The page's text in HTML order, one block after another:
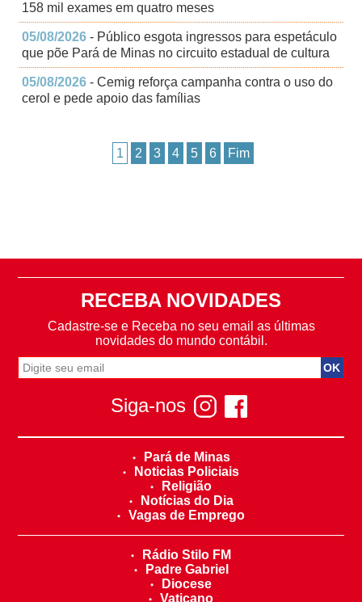
158 mil exames em quatro meses
05/08/2026 - Público esgota ingressos para espetáculo
que põe Pará de Minas no circuito estadual de cultura
05/08/2026 - Cemig reforça campanha contra o uso do
cerol e pede apoio das famílias
1 2 3 4 5 6 Fim
RECEBA NOVIDADES
Cadastre-se e Receba no seu email as últimas
novidades do mundo contábil.
Siga-nos
Pará de Minas
Noticias Policiais
Religião
Notícias do Dia
Vagas de Emprego
Rádio Stilo FM
Padre Gabriel
Diocese
Vaticano